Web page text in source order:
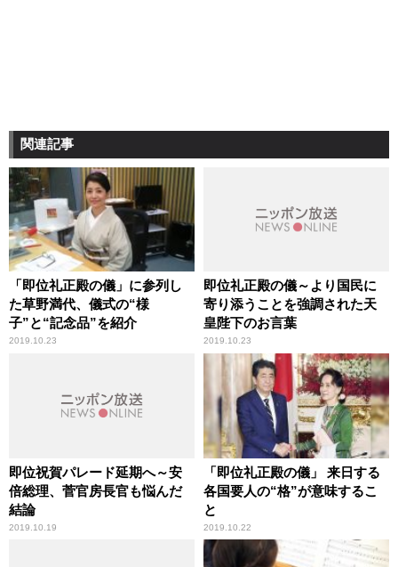
関連記事
「即位礼正殿の儀」に参列し
た草野満代、儀式の“様
子”と“記念品”を紹介
2019.10.23
即位礼正殿の儀～より国民に
寄り添うことを強調された天
皇陛下のお言葉
2019.10.23
即位祝賀パレード延期へ～安
倍総理、菅官房長官も悩んだ
結論
2019.10.19
「即位礼正殿の儀」 来日する
各国要人の“格”が意味するこ
と
2019.10.22